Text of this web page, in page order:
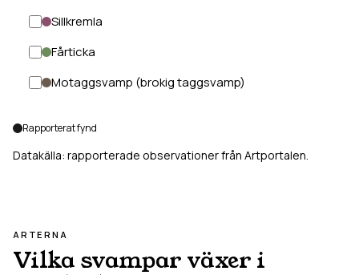
Sillkremla
Fårticka
Motaggsvamp (brokig taggsvamp)
Rapporterat fynd
Datakälla: rapporterade observationer från Artportalen.
ARTERNA
Vilka svampar växer i